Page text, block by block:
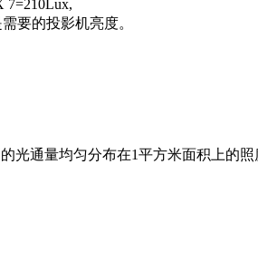
7=210Lux,
要的投影机亮度。
光通量均匀分布在1平方米面积上的